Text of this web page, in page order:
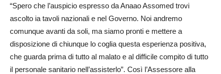
“Spero che l’auspicio espresso da Anaao Assomed trovi
ascolto ia tavoli nazionali e nel Governo. Noi andremo
comunque avanti da soli, ma siamo pronti e mettere a
disposizione di chiunque lo coglia questa esperienza positiva,
che guarda prima di tutto al malato e al difficile compito di tutto
il personale sanitario nell’assisterlo”. Così l’Assessore alla